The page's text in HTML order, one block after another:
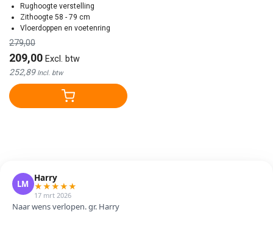
Rughoogte verstelling
Zithoogte 58 - 79 cm
Vloerdoppen en voetenring
279,00
209,00 Excl. btw
252,89 Incl. btw
LM
Harry
★★★★★
17 mrt 2026
Naar wens verlopen. gr. Harry